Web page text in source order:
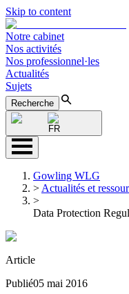
Skip to content
Notre cabinet
Nos activités
Nos professionnel·les
Actualités
Sujets
Recherche
FR
Gowling WLG
> Actualités et
>
Data Protection
Article
Publié05 mai 2016